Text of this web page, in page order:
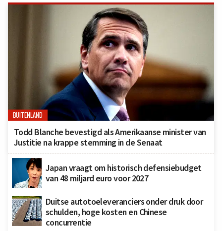
BUITENLAND
Todd Blanche bevestigd als Amerikaanse minister van
Justitie na krappe stemming in de Senaat
Japan vraagt om historisch defensiebudget
van 48 miljard euro voor 2027
Duitse autotoeleveranciers onder druk door
schulden, hoge kosten en Chinese
concurrentie